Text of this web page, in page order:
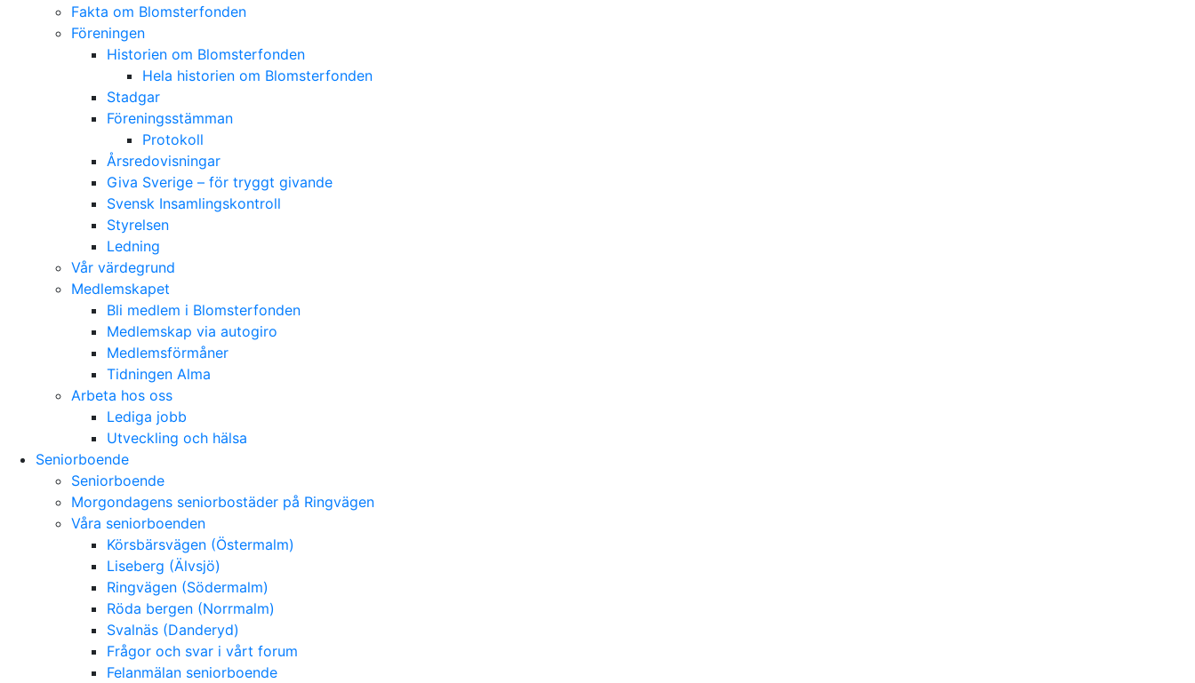
Fakta om Blomsterfonden
Föreningen
Historien om Blomsterfonden
Hela historien om Blomsterfonden
Stadgar
Föreningsstämman
Protokoll
Årsredovisningar
Giva Sverige – för tryggt givande
Svensk Insamlingskontroll
Styrelsen
Ledning
Vår värdegrund
Medlemskapet
Bli medlem i Blomsterfonden
Medlemskap via autogiro
Medlemsförmåner
Tidningen Alma
Arbeta hos oss
Lediga jobb
Utveckling och hälsa
Seniorboende
Seniorboende
Morgondagens seniorbostäder på Ringvägen
Våra seniorboenden
Körsbärsvägen (Östermalm)
Liseberg (Älvsjö)
Ringvägen (Södermalm)
Röda bergen (Norrmalm)
Svalnäs (Danderyd)
Frågor och svar i vårt forum
Felanmälan seniorboende